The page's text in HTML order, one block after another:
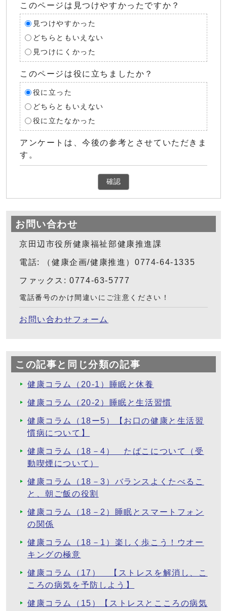
このページは見つけやすかったですか？
見つけやすかった
どちらともいえない
見つけにくかった
このページは役に立ちましたか？
役に立った
どちらともいえない
役に立たなかった
アンケートは、今後の参考とさせていただきま
す。
確認
お問い合わせ
京田辺市役所健康福祉部健康推進課
電話: （健康企画/健康推進）0774-64-1335
ファックス: 0774-63-5777
電話番号のかけ間違いにご注意ください！
お問い合わせフォーム
この記事と同じ分類の記事
健康コラム（20-1）睡眠と休養
健康コラム（20-2）睡眠と生活習慣
健康コラム（18ー5）【お口の健康と生活習
慣病について】
健康コラム（18－4） たばこについて（受
動喫煙について）
健康コラム（18－3）バランスよくたべるこ
と、朝ご飯の役割
健康コラム（18－2）睡眠とスマートフォン
の関係
健康コラム（18－1）楽しく歩こう！ウオー
キングの極意
健康コラム（17） 【ストレスを解消し、こ
ころの病気を予防しよう】
健康コラム（15）【ストレスとこころの病気